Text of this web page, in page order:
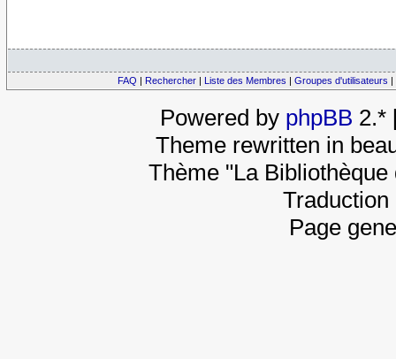
FAQ | Rechercher | Liste des Membres | Groupes d'utilisateurs |
Powered by phpBB 2.*
Theme rewritten in
Thème "La
Page